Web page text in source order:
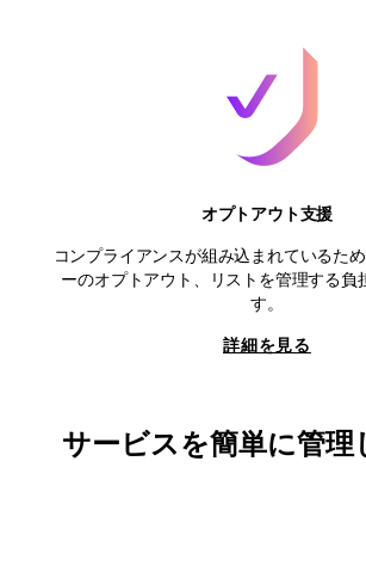
オプトアウト支援
コンプライアンスが組み込まれているた
ーのオプトアウト、リストを管理する負
す。
詳細を見る
サービスを簡単に管理